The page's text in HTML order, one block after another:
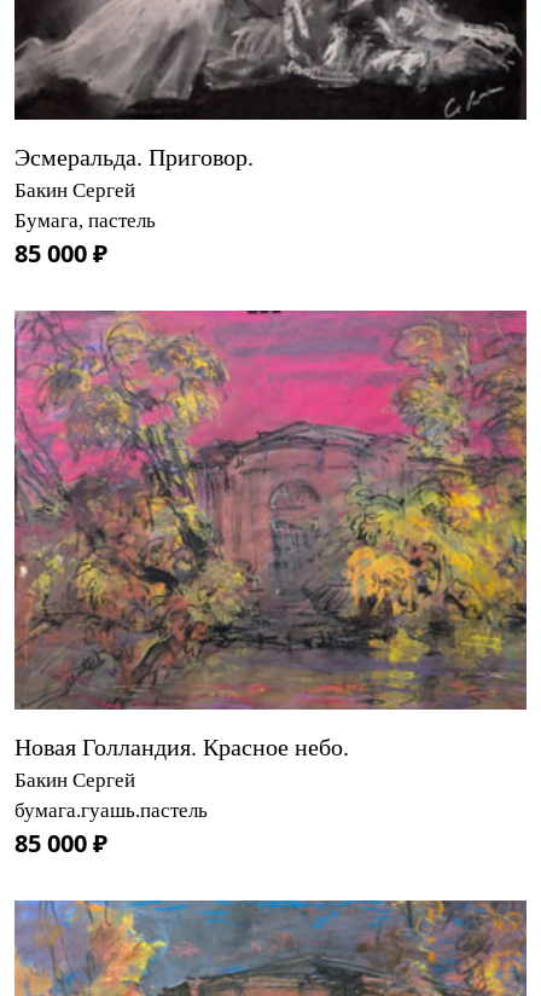
Эсмеральда. Приговор.
Бакин Сергей
Бумага, пастель
85 000 ₽
Новая Голландия. Красное небо.
Бакин Сергей
бумага.гуашь.пастель
85 000 ₽